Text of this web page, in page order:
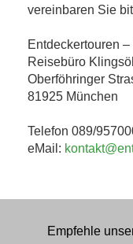
vereinbaren Sie
Entdeckertouren
Reisebüro
Oberföhringer
81925 München
Telefon 089/
eMail:
Empfehle